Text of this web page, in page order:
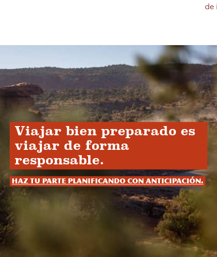
de
Viajar bien preparado es
viajar de forma
responsable.
Haz tu parte planificando con anticipación.